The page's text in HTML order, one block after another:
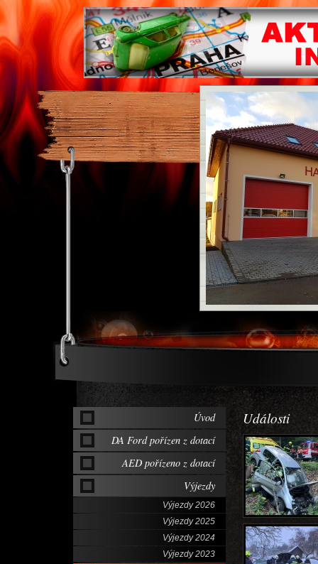
Události
Úvod
DA Ford pořízen z dotací
AED pořízeno z dotací
Výjezdy
Výjezdy 2026
Výjezdy 2025
Výjezdy 2024
Výjezdy 2023